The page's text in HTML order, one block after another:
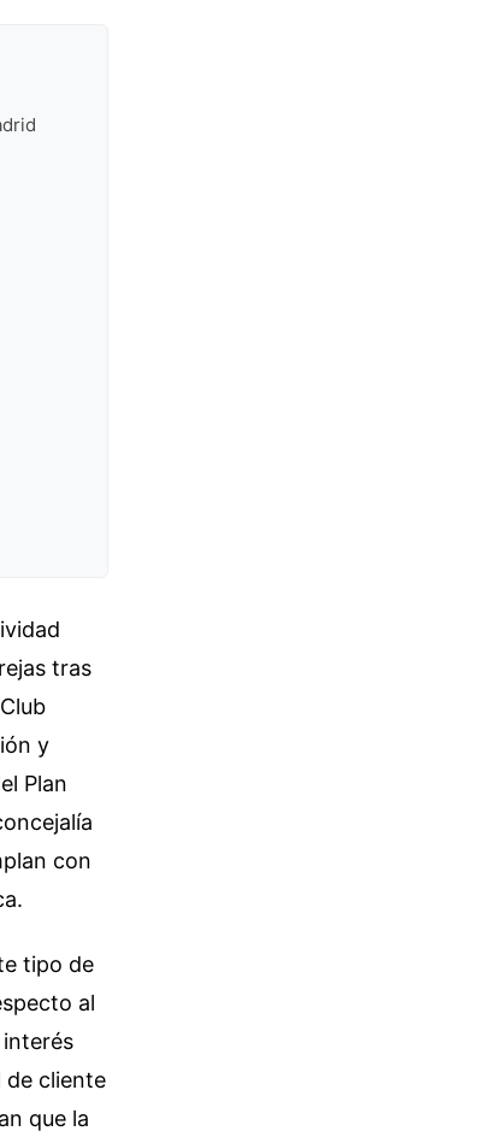
tras
y
Plan
con
tipo de
al
de cliente
que la